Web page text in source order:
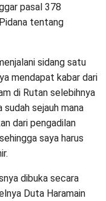
pasal 378
tentang
sidang satu
mendapat kabar dari
di Rutan selebihnya
sejauh mana
dari pengadilan
saya harus
dibuka secara
Duta Haramain